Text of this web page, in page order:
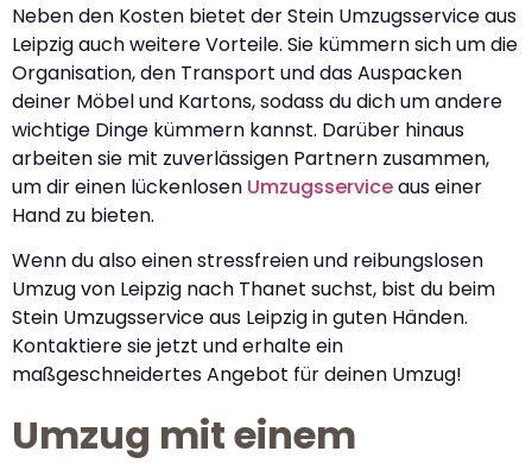
Neben den Kosten bietet der Stein Umzugsservice aus
Leipzig auch weitere Vorteile. Sie kümmern sich um die
Organisation, den Transport und das Auspacken
deiner Möbel und Kartons, sodass du dich um andere
wichtige Dinge kümmern kannst. Darüber hinaus
arbeiten sie mit zuverlässigen Partnern zusammen,
um dir einen lückenlosen Umzugsserviceaus einer
Hand zu bieten.
Wenn du also einen stressfreien und reibungslosen
Umzug von Leipzig nach Thanet suchst, bist du beim
Stein Umzugsservice aus Leipzig in guten Händen.
Kontaktiere sie jetzt und erhalte ein
maßgeschneidertes Angebot für deinen Umzug!
Umzug mit einem